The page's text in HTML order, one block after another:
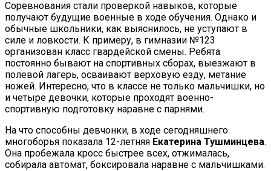
Соревнования стали проверкой навыков, которые
получают будущие военные в ходе обучения. Однако и
обычные школьники, как выяснилось, не уступают в
силе и ловкости. К примеру, в гимназии №123
организован класс гвардейской смены. Ребята
постоянно бывают на спортивных сборах, выезжают в
полевой лагерь, осваивают верховую езду, метание
ножей. Интересно, что в классе не только мальчишки, но
и четыре девочки, которые проходят военно-
спортивную подготовку наравне с парнями.
На что способны девчонки, в ходе сегодняшнего
многоборья показала 12-летняя Екатерина Тушминцева.
Она пробежала кросс быстрее всех, отжималась,
собирала автомат, боксировала наравне с мальчишками.